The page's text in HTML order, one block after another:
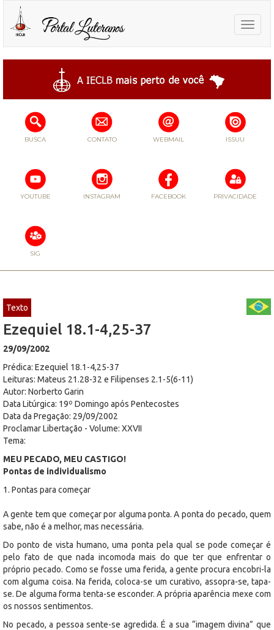
Toggle
BUSCA CONTATO WEBMAIL ISSUU
YOUTUBE INSTAGRAM FACEBOOK PRIVACIDADE
SIG
Texto
Ezequiel 18.1-4,25-37
29/09/2002
Prédica: Ezequiel 18.1-4,25-37
Leituras: Mateus 21.28-32 e Filipenses 2.1-5(6-11)
Autor: Norberto Garin
Data Litúrgica: 19º Domingo após Pentecostes
Data da Pregação: 29/09/2002
Proclamar Libertação - Volume: XXVII
Tema:
MEU PECADO, MEU CASTIGO!
Pontas de individualismo
1. Pontas para começar
A gente tem que começar por alguma ponta. A ponta do pecado, quem
sabe, não é a melhor, mas necessária.
Do ponto de vista humano, uma ponta pela qual se pode começar é
pelo fato de que nada incomoda mais do que ter que enfrentar o
próprio pecado. Como se fosse uma ferida, a gente procura encobri-la
com alguma coisa. Na ferida, coloca-se um curativo, assopra-se, tapa-
se. De alguma forma tenta-se esconder. A própria aparência mexe com
os nossos sentimentos.
No pecado, a pessoa sente-se agredida. É a sua “imagem divina” que